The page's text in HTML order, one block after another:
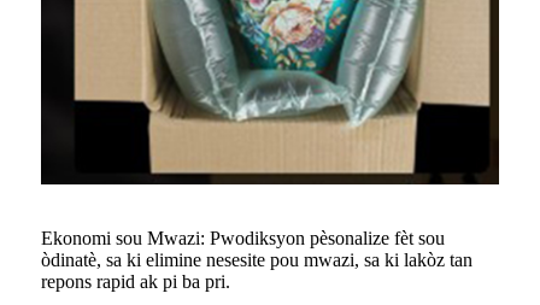
Ekonomi sou Mwazi: Pwodiksyon pèsonalize fèt sou
òdinatè, sa ki elimine nesesite pou mwazi, sa ki lakòz tan
repons rapid ak pi ba pri.